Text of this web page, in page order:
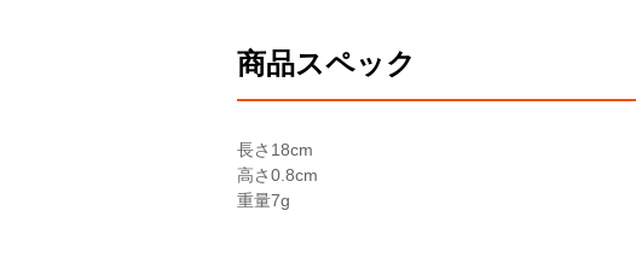
商品スペック
長さ 18cm
高さ0.8cm
重量7g